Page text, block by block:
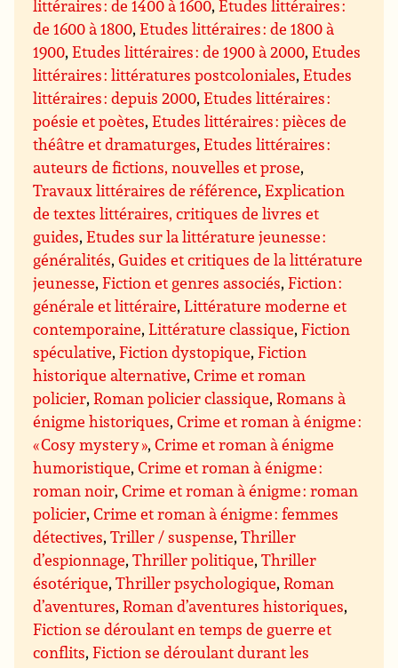
littéraires : de 1400 à 1600,Etudes littéraires :
de 1600 à 1800,Etudes littéraires : de 1800 à
1900,Etudes littéraires : de 1900 à 2000,Etudes
littéraires : littératures postcoloniales,Etudes
littéraires : depuis 2000,Etudes littéraires :
poésie et poètes,Etudes littéraires : pièces de
théâtre et dramaturges,Etudes littéraires :
auteurs de fictions, nouvelles et prose,
Travaux littéraires de référence,Explication
de textes littéraires, critiques de livres et
guides,Etudes sur la littérature jeunesse :
généralités,Guides et critiques de la littérature
jeunesse,Fiction et genres associés,Fiction :
générale et littéraire,Littérature moderne et
contemporaine,Littérature classique,Fiction
spéculative,Fiction dystopique,Fiction
historique alternative,Crime et roman
policier,Roman policier classique,Romans à
énigme historiques,Crime et roman à énigme :
« Cosy mystery »,Crime et roman à énigme
humoristique,Crime et roman à énigme :
roman noir,Crime et roman à énigme : roman
policier,Crime et roman à énigme : femmes
détectives,Triller / suspense,Thriller
d’espionnage,Thriller politique,Thriller
ésotérique,Thriller psychologique,Roman
d’aventures,Roman d’aventures historiques,
Fiction se déroulant en temps de guerre et
conflits,Fiction se déroulant durant les